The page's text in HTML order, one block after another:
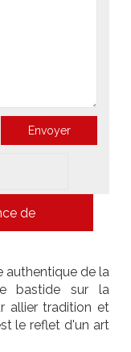
de
authentique de la
bastide sur la
allier tradition et
le reflet d'un art